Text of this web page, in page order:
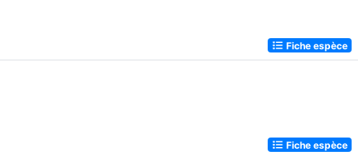
Fiche espèce
Fiche espèce